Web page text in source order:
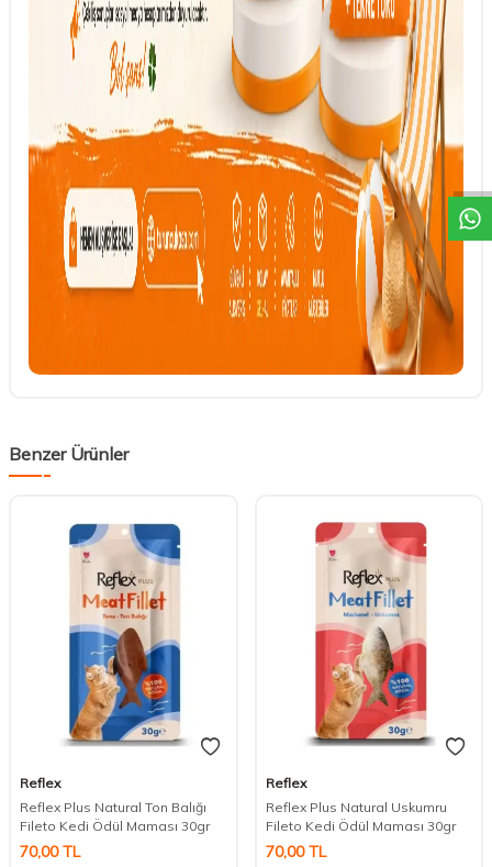
DESTEK
Benzer Ürünler
Reflex
Reflex Plus Natural Ton Balığı
Fileto Kedi Ödül Maması 30gr
70,00TL
Reflex
Reflex Plus Natural Uskumru
Fileto Kedi Ödül Maması 30gr
70,00TL